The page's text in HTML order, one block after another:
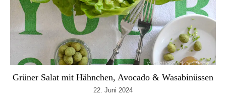
Grüner Salat mit Hähnchen, Avocado & Wasabinüssen
22. Juni 2024